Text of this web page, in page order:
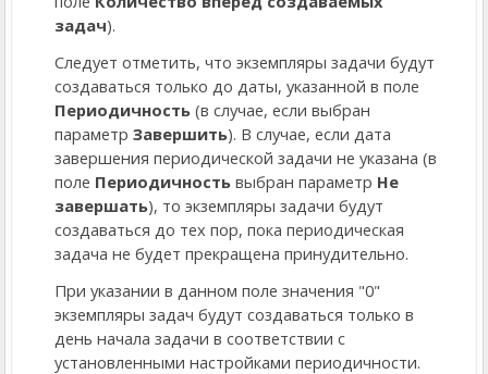
задач).
Следует отметить, что экземпляры задачи будут
создаваться только до даты, указанной в поле
Периодичность (в случае, если выбран
параметр Завершить). В случае, если дата
завершения периодической задачи не указана (в
поле Периодичность выбран параметр Не
завершать), то экземпляры задачи будут
создаваться до тех пор, пока периодическая
задача не будет прекращена принудительно.
При указании в данном поле значения "0"
экземпляры задач будут создаваться только в
день начала задачи в соответствии с
установленными настройками периодичности.